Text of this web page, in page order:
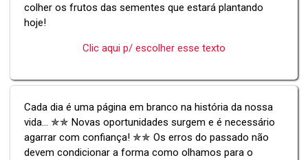
colher os frutos das sementes que estará plantando
hoje!
Clic aqui p/ escolher esse texto
Cada dia é uma página em branco na história da nossa
vida... ✯✯ Novas oportunidades surgem e é necessário
agarrar com confiança! ✯✯ Os erros do passado não
devem condicionar a forma como olhamos para o